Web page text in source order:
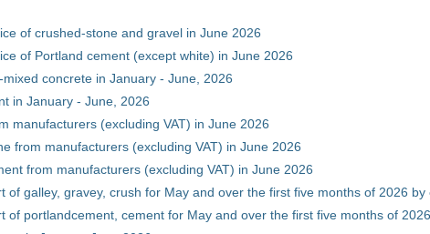
of crushed-stone and gravel in June 2026
of Portland cement (except white) in June 2026
concrete in January - June, 2026
in January - June, 2026
manufacturers (excluding VAT) in June 2026
from manufacturers (excluding VAT) in June 2026
from manufacturers (excluding VAT) in June 2026
of galley, gravey, crush for May and over the first five months of 2026 by
of portlandcement, cement for May and over the first five months of